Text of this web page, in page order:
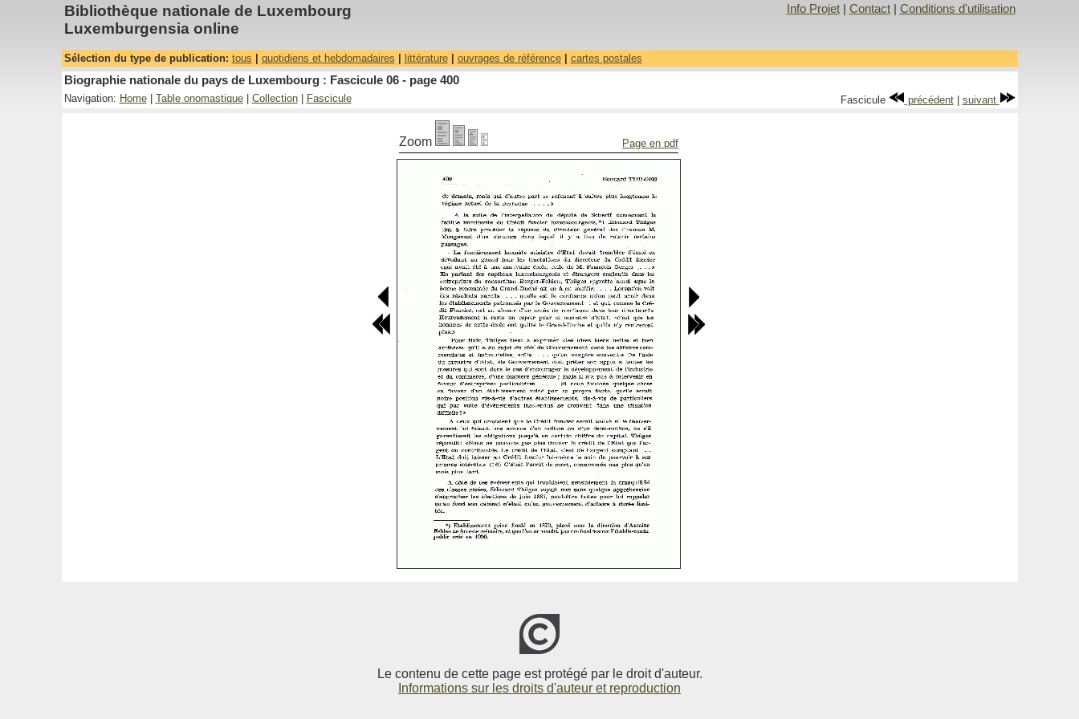
Bibliothèque nationale de Luxembourg
Luxemburgensia online
Info Projet| Contact| Conditions d'utilisation
Sélection du type de publication: tous quotidiens et hebdomadaires littérature| ouvrages de référence| cartes postales
Biographie nationale du pays de Luxembourg : Fascicule 06 - page 400
Navigation: Home| Table onomastique| Collection| Fascicule Fascicule précédent| suivant
Zoom Page en pdf
Le contenu de cette page est protégé par le droit d'auteur.
Informations sur les droits d'auteur et reproduction